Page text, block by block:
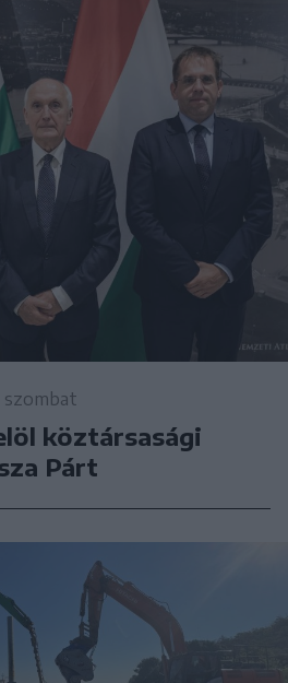
szombat
köztársasági
Párt